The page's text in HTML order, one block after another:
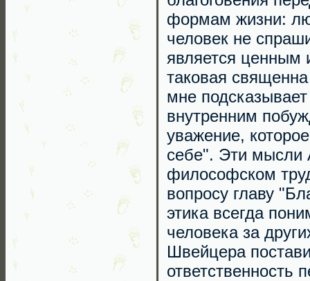
формам жизни:
человек не
является ценным
таковая
мне
внутренним
уважение,
себе". Эти мысли
философском
вопросу главу
этика всегда
человека за
Швейцера
ответственность